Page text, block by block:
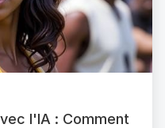
l'IA : Comment